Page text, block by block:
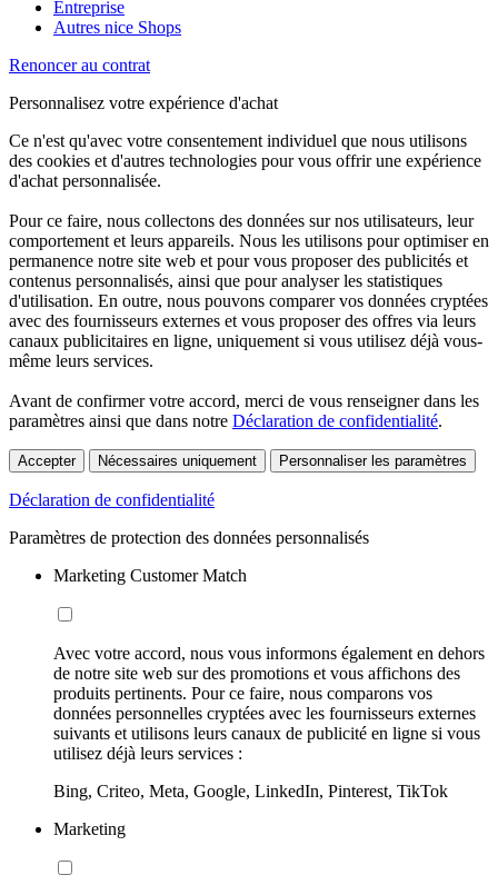
Entreprise
Autres nice Shops
Renoncer au contrat
Personnalisez votre expérience d'achat
Ce n'est qu'avec votre consentement individuel que nous utilisons
des cookies et d'autres technologies pour vous offrir une expérience
d'achat personnalisée.
Pour ce faire, nous collectons des données sur nos utilisateurs, leur
comportement et leurs appareils. Nous les utilisons pour optimiser en
permanence notre site web et pour vous proposer des publicités et
contenus personnalisés, ainsi que pour analyser les statistiques
d'utilisation. En outre, nous pouvons comparer vos données cryptées
avec des fournisseurs externes et vous proposer des offres via leurs
canaux publicitaires en ligne, uniquement si vous utilisez déjà vous-
même leurs services.
Avant de confirmer votre accord, merci de vous renseigner dans les
paramètres ainsi que dans notre Déclaration de confidentialité.
Accepter Nécessaires uniquement Personnaliser les paramètres
Déclaration de confidentialité
Paramètres de protection des données personnalisés
Marketing Customer Match
Avec votre accord, nous vous informons également en dehors
de notre site web sur des promotions et vous affichons des
produits pertinents. Pour ce faire, nous comparons vos
données personnelles cryptées avec les fournisseurs externes
suivants et utilisons leurs canaux de publicité en ligne si vous
utilisez déjà leurs services :
Bing, Criteo, Meta, Google, LinkedIn, Pinterest, TikTok
Marketing